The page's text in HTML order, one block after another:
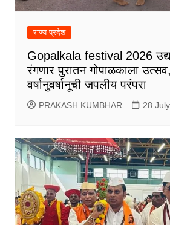
राज्य प्रदेश
Gopalkala festival 2026
रंगणार पुरातन गोपाळकाला
वर्षानुवर्षानूची जपलीय परंपरा
PRAKASH KUMBHAR 28